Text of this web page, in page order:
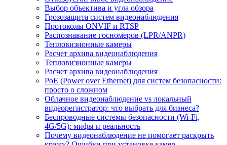
Выбор объектива и угла обзора
Грозозащита систем видеонаблюдения
Протоколы ONVIF и RTSP
Распознавание госномеров (LPR/ANPR)
Тепловизионные камеры
Расчет архива видеонаблюдения
Тепловизионные камеры
Расчет архива видеонаблюдения
PoE (Power over Ethernet) для систем безопасности:
просто о сложном
Облачное видеонаблюдение vs локальный
видеорегистратор: что выбрать для бизнеса?
Беспроводные системы безопасности (Wi-Fi,
4G/5G): мифы и реальность
Почему видеонаблюдение не помогает раскрыть